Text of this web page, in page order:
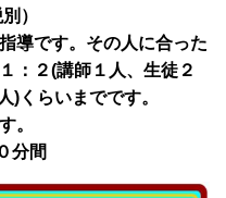
）
導です。その人に合った
：２(講師１人、生徒２
)くらいまでです。
。
分間